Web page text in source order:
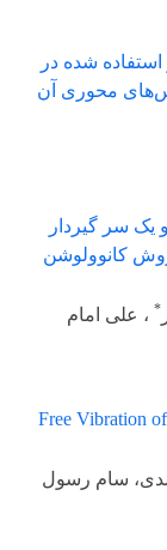
شده در
محوری آن
یک سر گیردار
کانوولوشن
* ، علی امام
Free Vibration
سام رسول